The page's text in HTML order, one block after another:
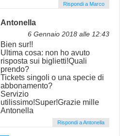
Rispondi a Marco
Antonella
6 Gennaio 2018 alle 12:43
Bien sur!!
Ultima cosa: non ho avuto
risposta sui biglietti!Quali
prendo?
Tickets singoli o una specie di
abbonamento?
Servizio
utilissimo!Super!Grazie mille
Antonella
Rispondi a Antonella